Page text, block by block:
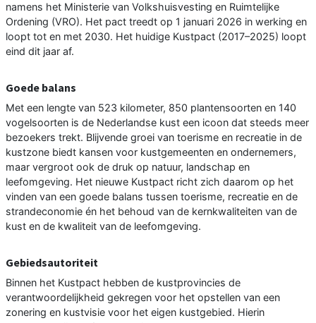
namens het Ministerie van Volkshuisvesting en Ruimtelijke
Ordening (VRO). Het pact treedt op 1 januari 2026 in werking en
loopt tot en met 2030. Het huidige Kustpact (2017–2025) loopt
eind dit jaar af.
Goede balans
Met een lengte van 523 kilometer, 850 plantensoorten en 140
vogelsoorten is de Nederlandse kust een icoon dat steeds meer
bezoekers trekt. Blijvende groei van toerisme en recreatie in de
kustzone biedt kansen voor kustgemeenten en ondernemers,
maar vergroot ook de druk op natuur, landschap en
leefomgeving. Het nieuwe Kustpact richt zich daarom op het
vinden van een goede balans tussen toerisme, recreatie en de
strandeconomie én het behoud van de kernkwaliteiten van de
kust en de kwaliteit van de leefomgeving.
Gebiedsautoriteit
Binnen het Kustpact hebben de kustprovincies de
verantwoordelijkheid gekregen voor het opstellen van een
zonering en kustvisie voor het eigen kustgebied. Hierin